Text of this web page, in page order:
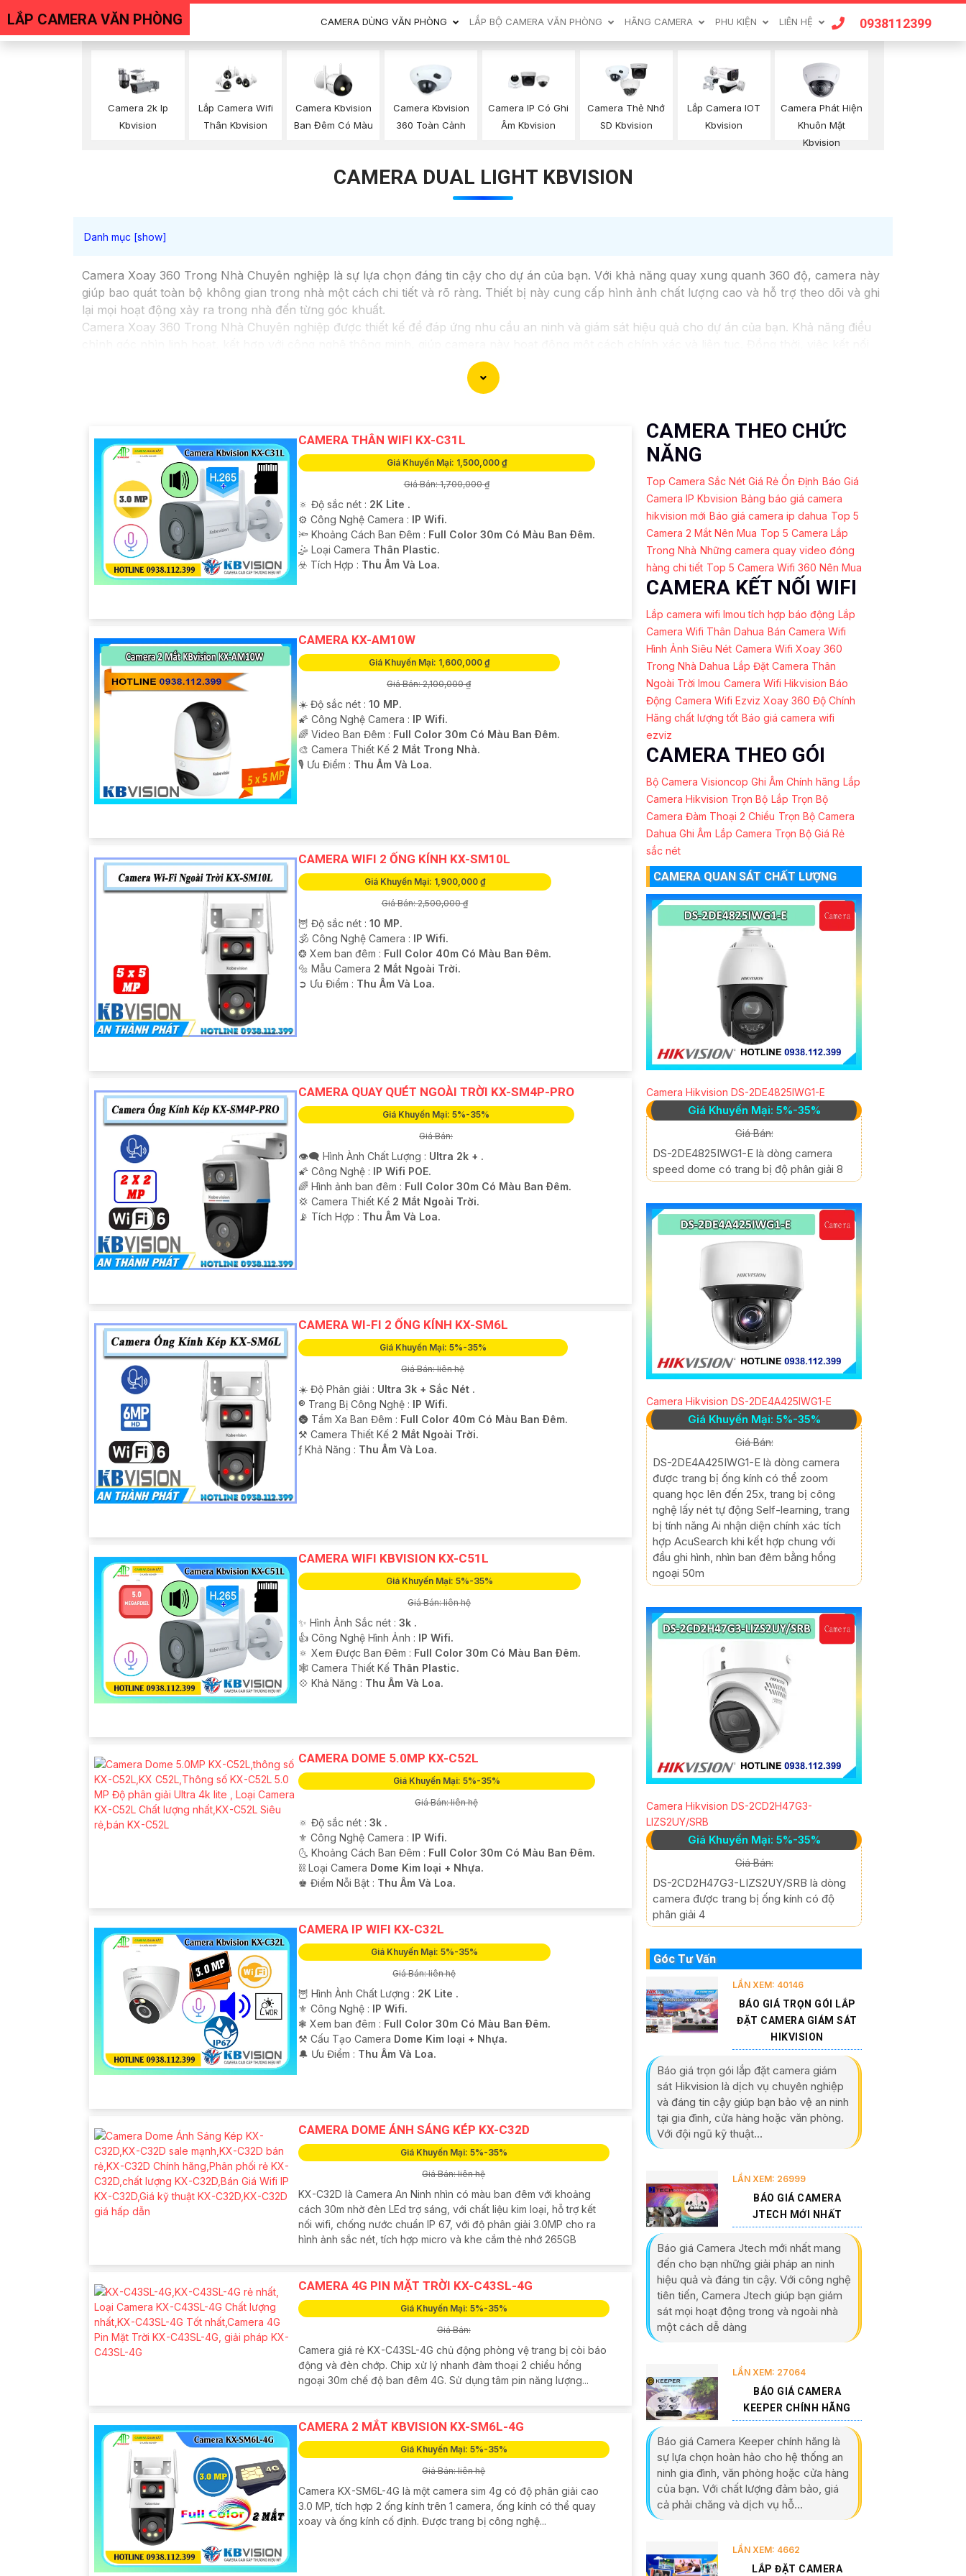
LẮP CAMERA VĂN PHÒNG CAMERA DÙNG VĂN PHÒNG LẮP BỘ CAMERA VĂN PHÒNG HÃNG CAMERA PHU KIỆN LIÊN HỆ 0938112399
Camera 2k Ip
Kbvision
Lắp Camera Wifi
Thân Kbvision
Camera Kbvision
Ban Đêm Có Màu
Camera Kbvision
360 Toàn Cảnh
Camera IP Có Ghi
Âm Kbvision
Camera Thẻ Nhớ
SD Kbvision
Lắp Camera IOT
Kbvision
Camera Phát Hiện
Khuôn Mặt
Kbvision
CAMERA DUAL LIGHT KBVISION
Camera Xoay 360 Trong Nhà Chuyên nghiệp là sự lựa chọn đáng tin cậy cho dự án của bạn. Với khả năng quay xung quanh 360 độ, camera này
giúp bao quát toàn bộ không gian trong nhà một cách chi tiết và rõ ràng. Thiết bị này cung cấp hình ảnh chất lượng cao và hỗ trợ theo dõi và ghi
lại mọi hoạt động xảy ra trong nhà đến từng góc khuất.
Camera Xoay 360 Trong Nhà Chuyên nghiệp được thiết kế để đáp ứng nhu cầu an ninh và giám sát hiệu quả cho dự án của bạn. Khả năng điều
dễ dàng với hệ thống lưu trữ và điều khiển từ xa thông qua ứng dụng di động giúp quản lý dữ liệu và kiểm soát camera một cách nhanh chóng và
Với Camera Xoay 360 Trong Nhà Chuyên nghiệp, dự án của bạn sẽ được bảo vệ tốt và mọi hoạt động sẽ được giám sát một cách chuyên nghiệp,
CAMERA THÂN WIFI KX-C31L
Giá Khuyến Mại: 1,500,000 ₫
Giá Bán: 1,700,000 ₫
🔅 Độ sắc nét : 2K Lite .
⚙ Công Nghệ Camera : IP Wifi.
🔦 Khoảng Cách Ban Đêm : Full Color 30m Có Màu Ban Ðêm.
🤹 Loại Camera Thân Plastic.
️☣️ Tích Hợp : Thu Âm Và Loa.
CAMERA KX-AM10W
Giá Khuyến Mại: 1,600,000 ₫
Giá Bán: 2,100,000 ₫
☀️ Độ sắc nét : 10 MP.
🌠 Công Nghệ Camera : IP Wifi.
🌈 Video Ban Đêm : Full Color 30m Có Màu Ban Ðêm.
🎨 Camera Thiết Kế 2 Mắt Trong Nhà.
️🎙 Ưu Điểm : Thu Âm Và Loa.
CAMERA WIFI 2 ỐNG KÍNH KX-SM10L
Giá Khuyến Mại: 1,900,000 ₫
Giá Bán: 2,500,000 ₫
🦉 Độ sắc nét : 10 MP.
🕉️ Công Nghệ Camera : IP Wifi.
❂ Xem ban đêm : Full Color 40m Có Màu Ban Ðêm.
🔩 Mẫu Camera 2 Mắt Ngoài Trời.
️➲ Ưu Điểm : Thu Âm Và Loa.
CAMERA QUAY QUÉT NGOÀI TRỜI KX-SM4P-PRO
Giá Khuyến Mại: 5%-35%
Giá Bán:
👁️‍🗨 Hình Ành Chất Lượng : Ultra 2k + .
🌠 Công Nghệ : IP Wifi POE.
🌈 Hình ảnh ban đêm : Full Color 30m Có Màu Ban Ðêm.
💢 Camera Thiết Kế 2 Mắt Ngoài Trời.
️📡 Tích Hợp : Thu Âm Và Loa.
CAMERA WI-FI 2 ỐNG KÍNH KX-SM6L
Giá Khuyến Mại: 5%-35%
Giá Bán: liên hệ
☀️ Độ Phân giải : Ultra 3k + Sắc Nét .
®️ Trang Bị Công Nghệ : IP Wifi.
🌚 Tầm Xa Ban Đêm : Full Color 40m Có Màu Ban Ðêm.
⚒ Camera Thiết Kế 2 Mắt Ngoài Trời.
️ƒ Khả Năng : Thu Âm Và Loa.
CAMERA WIFI KBVISION KX-C51L
Giá Khuyến Mại: 5%-35%
Giá Bán: liên hệ
✨ Hình Ảnh Sắc nét : 3k .
👍 Công Nghệ Hình Ảnh : IP Wifi.
🔅 Xem Được Ban Đêm : Full Color 30m Có Màu Ban Ðêm.
🕸️ Camera Thiết Kế Thân Plastic.
️💠 Khả Năng : Thu Âm Và Loa.
CAMERA DOME 5.0MP KX-C52L
Giá Khuyến Mại: 5%-35%
Giá Bán: liên hệ
🔅 Độ sắc nét : 3k .
⚜️ Công Nghệ Camera : IP Wifi.
🌜 Khoảng Cách Ban Đêm : Full Color 30m Có Màu Ban Ðêm.
⛓ Loại Camera Dome Kim loại + Nhựa.
️♚ Điểm Nỗi Bật : Thu Âm Và Loa.
CAMERA IP WIFI KX-C32L
Giá Khuyến Mại: 5%-35%
Giá Bán: liên hệ
🦉 Hình Ành Chất Lượng : 2K Lite .
⚜️ Công Nghệ : IP Wifi.
❃ Xem ban đêm : Full Color 30m Có Màu Ban Ðêm.
⚒ Cấu Tạo Camera Dome Kim loại + Nhựa.
️🔔 Ưu Điểm : Thu Âm Và Loa.
CAMERA DOME ÁNH SÁNG KÉP KX-C32D
Giá Khuyến Mại: 5%-35%
Giá Bán: liên hệ
KX-C32D là Camera An Ninh nhìn có màu ban đêm với khoảng
cách 30m nhờ đèn LEd trợ sáng, với chất liệu kim loại, hỗ trợ kết
nối wifi, chống nước chuẩn IP 67, với độ phân giải 3.0MP cho ra
hình ảnh sắc nét, tích hợp micro và khe cắm thẻ nhớ 265GB
CAMERA 4G PIN MẶT TRỜI KX-C43SL-4G
Giá Khuyến Mại: 5%-35%
Giá Bán:
Camera giá rẻ KX-C43SL-4G chủ động phòng vệ trang bị còi báo
động và đèn chớp. Chip xử lý nhanh đàm thoại 2 chiều hồng
ngoại 30m chế độ ban đêm 4G. Sử dụng tâm pin năng lượng...
CAMERA 2 MẮT KBVISION KX-SM6L-4G
Giá Khuyến Mại: 5%-35%
Giá Bán: liên hệ
Camera KX-SM6L-4G là một camera sim 4g có độ phân giải cao
3.0 MP, tích hợp 2 ống kính trên 1 camera, ống kính có thể quay
xoay và ống kính cố định. Được trang bị công nghệ...
CAMERA THEO CHỨC
NĂNG
Top Camera Sắc Nét Giá Rẻ Ổn Định Báo Giá
Camera IP Kbvision Bảng báo giá camera
hikvision mới Báo giá camera ip dahua Top 5
Camera 2 Mắt Nên Mua Top 5 Camera Lắp
Trong Nhà Những camera quay video đóng
hàng chi tiết Top 5 Camera Wifi 360 Nên Mua
CAMERA KẾT NỐI WIFI
Lắp camera wifi Imou tích hợp báo động Lắp
Camera Wifi Thân Dahua Bán Camera Wifi
Hình Ảnh Siêu Nét Camera Wifi Xoay 360
Trong Nhà Dahua Lắp Đặt Camera Thân
Ngoài Trời Imou Camera Wifi Hikvision Báo
Động Camera Wifi Ezviz Xoay 360 Độ Chính
Hãng chất lượng tốt Báo giá camera wifi
ezviz
CAMERA THEO GÓI
Bộ Camera Visioncop Ghi Âm Chính hãng Lắp
Camera Hikvision Trọn Bộ Lắp Trọn Bộ
Camera Đàm Thoại 2 Chiều Trọn Bộ Camera
Dahua Ghi Âm Lắp Camera Trọn Bộ Giá Rẻ
sắc nét
CAMERA QUAN SÁT CHẤT LƯỢNG
Camera Hikvision DS-2DE4825IWG1-E
Giá Khuyến Mại: 5%-35%
Giá Bán:
DS-2DE4825IWG1-E là dòng camera
speed dome có trang bị độ phân giải 8
Camera Hikvision DS-2DE4A425IWG1-E
Giá Khuyến Mại: 5%-35%
Giá Bán:
DS-2DE4A425IWG1-E là dòng camera
được trang bị ống kính có thể zoom
quang học lên đến 25x, trang bị công
nghệ lấy nét tự động Self-learning, trang
bị tính năng Ai nhận diện chính xác tích
hợp AcuSearch khi kết hợp chung với
đầu ghi hình, nhìn ban đêm bằng hồng
ngoại 50m
Camera Hikvision DS-2CD2H47G3-
LIZS2UY/SRB
Giá Khuyến Mại: 5%-35%
Giá Bán:
DS-2CD2H47G3-LIZS2UY/SRB là dòng
camera được trang bị ống kính có độ
phân giải 4
Góc Tư Vấn
LẦN XEM: 40146
BÁO GIÁ TRỌN GÓI LẮP
ĐẶT CAMERA GIÁM SÁT
HIKVISION
Báo giá trọn gói lắp đặt camera giám
sát Hikvision là dịch vụ chuyên nghiệp
và đáng tin cậy giúp bạn bảo vệ an ninh
tại gia đình, cửa hàng hoặc văn phòng.
Với đội ngũ kỹ thuật...
LẦN XEM: 26999
BÁO GIÁ CAMERA
JTECH MỚI NHẤT
Báo giá Camera Jtech mới nhất mang
đến cho bạn những giải pháp an ninh
hiệu quả và đáng tin cậy. Với công nghệ
tiên tiến, Camera Jtech giúp bạn giám
sát mọi hoạt động trong và ngoài nhà
một cách dễ dàng
LẦN XEM: 27064
BÁO GIÁ CAMERA
KEEPER CHÍNH HÃNG
Báo giá Camera Keeper chính hãng là
sự lựa chọn hoàn hảo cho hệ thống an
ninh gia đình, văn phòng hoặc cửa hàng
của bạn. Với chất lượng đảm bảo, giá
cả phải chăng và dịch vụ hỗ...
LẦN XEM: 4662
LẮP ĐẶT CAMERA